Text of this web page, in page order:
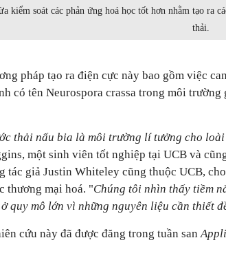
kiểm soát các phản ứng hoá học tốt hơn nhằm tạo ra
thải.
pháp tạo ra điện cực này bao gồm việc
có tên Neurospora crassa trong môi
thải nấu bia là môi trường lí tưởng cho
một sinh viên tốt nghiệp tại UCB và
tác giả Justin Whiteley cũng thuộc UCB,
thương mại hoá. "Chúng tôi nhìn thấy tiềm
quy mô lớn vì những nguyên liệu cần thiết
cứu này đã được đăng trong tuần san